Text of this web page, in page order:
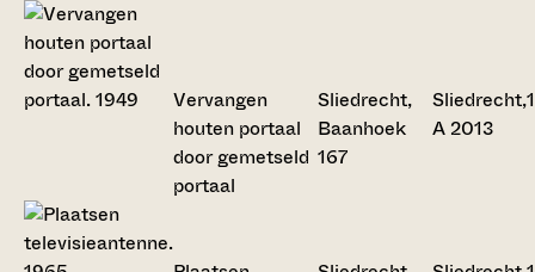
Vervangen
houten portaal
door gemetseld
portaal
Sliedrecht,
Baanhoek
167
Sliedrecht,
A 2013